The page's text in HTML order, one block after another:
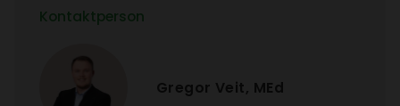
Kontakt­person
Gregor Veit, MEd